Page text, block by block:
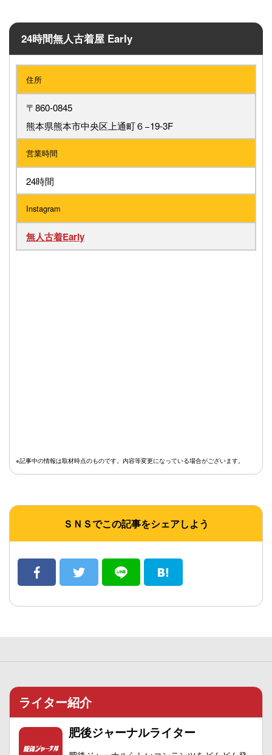
24時間無人古着屋 Early
住所
〒860-0845
熊本県熊本市中央区上通町６−19-3F
営業時間
24時間
Instagram
無人古着Early
※記事中の情報は取材時点のものです。内容等変更になっている場合がございます。
ＳＮＳでこの記事をシェアしよう
ライター紹介
肥後ジャーナルライター